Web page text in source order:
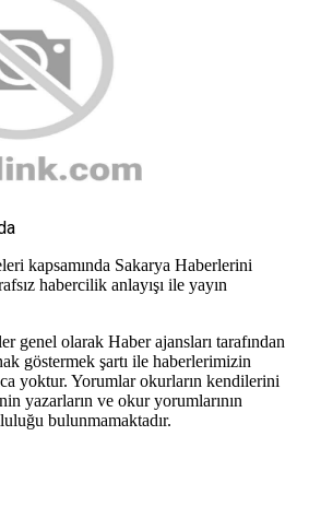
kapsamında Sakarya Haberlerini
habercilik anlayışı ile yayın
genel olarak Haber ajansları tarafından
göstermek şartı ile haberlerimizin
yoktur. Yorumlar okurların kendilerini
yazarların ve okur yorumlarının
bulunmamaktadır.